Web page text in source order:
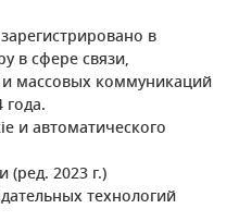
в
в сфере связи,
массовых коммуникаций
и автоматического
2023 г.)
технологий